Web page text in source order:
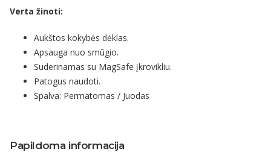
Verta žinoti:
Aukštos kokybės dėklas.
Apsauga nuo smūgio.
Suderinamas su MagSafe įkrovikliu.
Patogus naudoti.
Spalva: Permatomas / Juodas
Papildoma informacija